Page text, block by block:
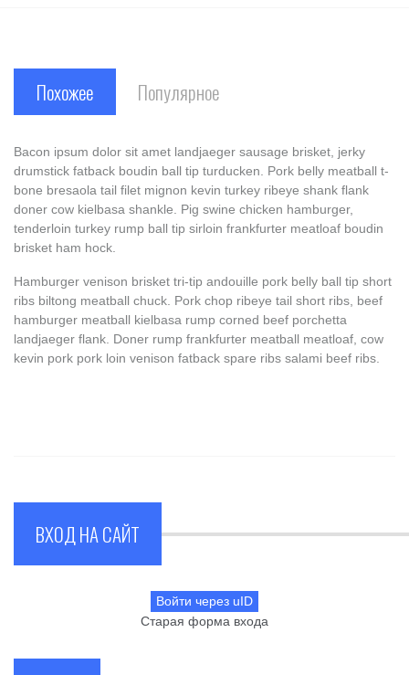
Похожее Популярное
Bacon ipsum dolor sit amet landjaeger sausage brisket, jerky
drumstick fatback boudin ball tip turducken. Pork belly meatball t-
bone bresaola tail filet mignon kevin turkey ribeye shank flank
doner cow kielbasa shankle. Pig swine chicken hamburger,
tenderloin turkey rump ball tip sirloin frankfurter meatloaf boudin
brisket ham hock.
Hamburger venison brisket tri-tip andouille pork belly ball tip short
ribs biltong meatball chuck. Pork chop ribeye tail short ribs, beef
hamburger meatball kielbasa rump corned beef porchetta
landjaeger flank. Doner rump frankfurter meatball meatloaf, cow
kevin pork pork loin venison fatback spare ribs salami beef ribs.
ВХОД НА САЙТ
Войти через uID
Старая форма входа